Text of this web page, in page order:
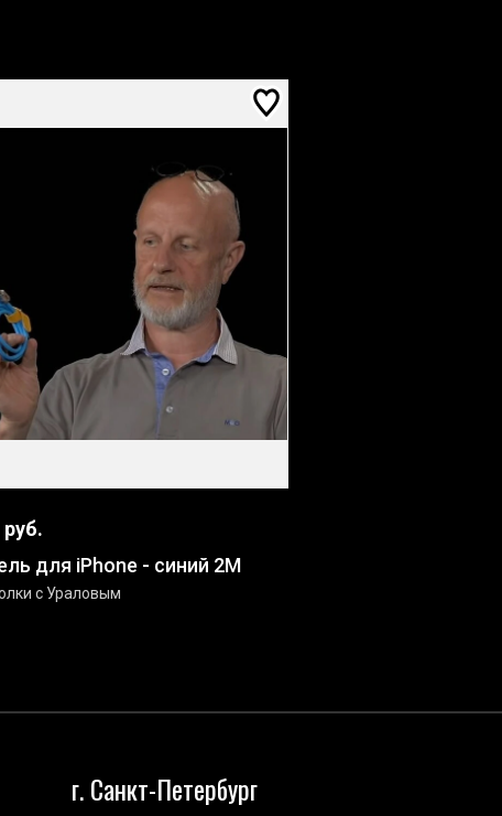
руб.
для iPhone - синий 2М
с Ураловым
г. Санкт-Петербург